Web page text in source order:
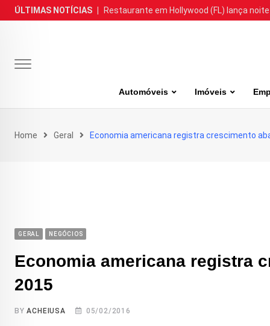
Skip
to
ÚLTIMAS NOTÍCIAS Restaurante em Hollywood (FL) lança
Automóveis Imóveis
Home Geral Economia americana registra crescimento
GERAL NEGÓCIOS
Economia americana registra
2015
BYACHEIUSA 05/02/2016